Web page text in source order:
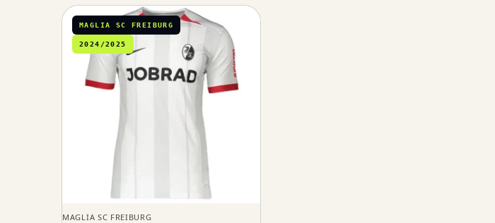
MAGLIA SC FREIBURG
2024/2025
MAGLIA SC FREIBURG